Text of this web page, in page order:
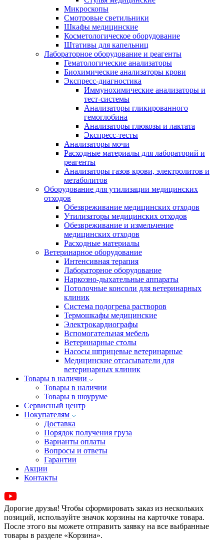
Микроскопы
Смотровые светильники
Шкафы медицинские
Косметологическое оборудование
Штативы для капельниц
Лабораторное оборудование и реагенты
Гематологические анализаторы
Биохимические анализаторы крови
Экспресс-диагностика
Иммунохимические анализаторы и
тест-системы
Анализаторы гликированного
гемоглобина
Анализаторы глюкозы и лактата
Экспресс-тесты
Анализаторы мочи
Расходные материалы для лабораторий и
реагенты
Анализаторы газов крови, электролитов и
метаболитов
Оборудование для утилизации медицинских
отходов
Обезвреживание медицинских отходов
Утилизаторы медицинских отходов
Обезвреживание и измельчение
медицинских отходов
Расходные материалы
Ветеринарное оборудование
Интенсивная терапия
Лабораторное оборудование
Наркозно-дыхательные аппараты
Потолочные консоли для ветеринарных
клиник
Система подогрева растворов
Термошкафы медицинские
Электрокардиографы
Вспомогательная мебель
Ветеринарные столы
Насосы шприцевые ветеринарные
Медицинские отсасыватели для
ветеринарных клиник
Товары в наличии
Товары в наличии
Товары в шоуруме
Сервисный центр
Покупателям
Доставка
Порядок получения груза
Варианты оплаты
Вопросы и ответы
Гарантии
Акции
Контакты
Дорогие друзья! Чтобы сформировать заказ из нескольких
позиций, используйте значок корзины на карточке товара.
После этого вы можете отправить заявку на все выбранные
товары в разделе «Корзина».